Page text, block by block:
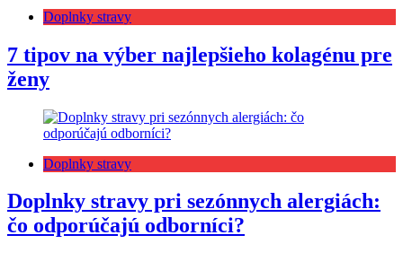
Doplnky stravy
7 tipov na výber najlepšieho kolagénu pre
ženy
Doplnky stravy
Doplnky stravy pri sezónnych alergiách:
čo odporúčajú odborníci?